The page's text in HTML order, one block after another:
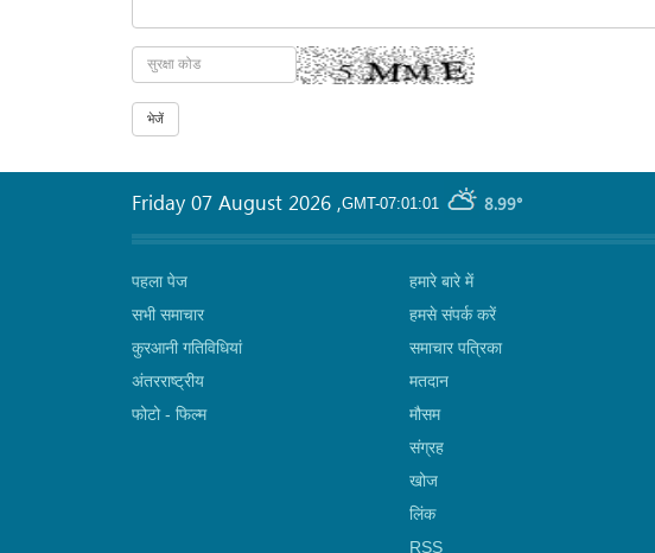
GMT-07:01:01 8.99°
Friday 07 August 2026 ,
पहला पेज
सभी समाचार
कुरआनी गतिविधियां
अंतरराष्ट्रीय
फोटो - फिल्म
हमारे बारे में
हमसे संपर्क करें
समाचार पत्रिका
मतदान
मौसम
संग्रह
खोज
लिंक
RSS